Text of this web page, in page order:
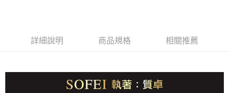
２．便利：只要手機號碼，簡訊認證，即可結帳。
結帳頁面，進行簡訊認證並確認金額後，即可完成結帳。
詳細說明 商品規格 相關推薦